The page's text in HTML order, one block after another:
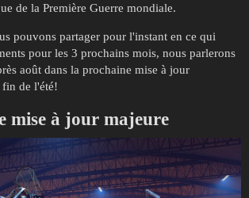
de la Première Guerre mondiale.
pouvons partager pour l'instant en ce qui
pour les 3 prochains mois, nous parlerons
août dans la prochaine mise à jour
fin de l'été!
mise à jour majeure